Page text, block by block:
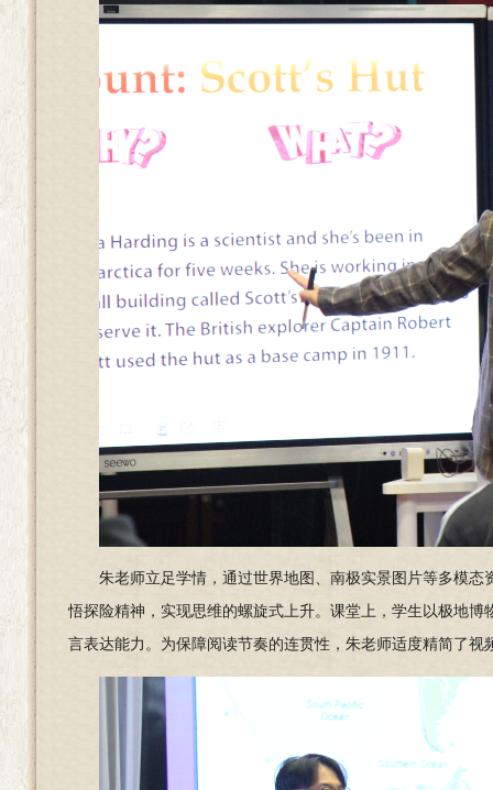
朱老师立足学情，通过世界地图、南极实景图片等多模
悟探险精神，实现思维的螺旋式上升。课堂上，学生以极地博
言表达能力。为保障阅读节奏的连贯性，朱老师适度精简了